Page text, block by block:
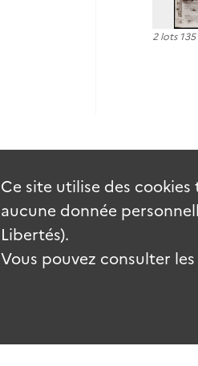
2 lots
Ce site utilise des cookies
aucune donnée
Libertés).
Vous pouvez consulter